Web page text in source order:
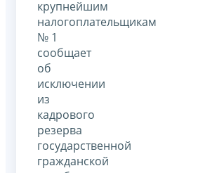
крупнейшим
налогоплательщикам
№ 1
сообщает
об
исключении
из
кадрового
резерва
государственной
гражданской